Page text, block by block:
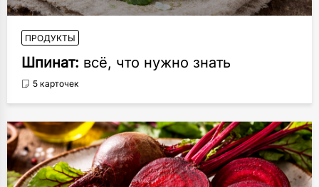
ПРОДУКТЫ
Шпинат: всё, что нужно знать
5 карточек